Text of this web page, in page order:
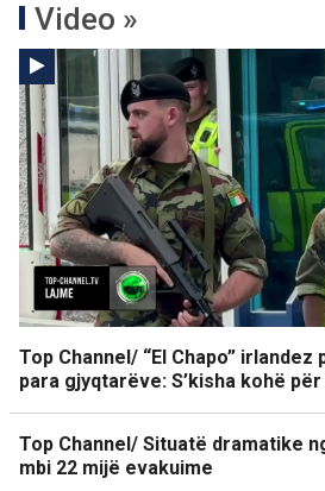
Video »
Top Channel/ “El Chapo”
para gjyqtarëve: S’kisha kohë
Top Channel/ Situatë dramatike
mbi 22 mijë evakuime